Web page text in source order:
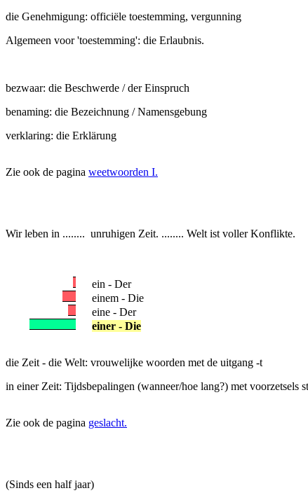
die Genehmigung: officiële toestemming, vergunning
Algemeen voor 'toestemming': die Erlaubnis.
bezwaar: die Beschwerde / der Einspruch
benaming: die Bezeichnung / Namensgebung
verklaring: die Erklärung
Zie ook de pagina weetwoorden I.
Wir leben in ........ unruhigen Zeit. ........ Welt ist voller Konflikte.
ein - Der
einem - Die
eine - Der
einer - Die
die Zeit - die Welt: vrouwelijke woorden met de uitgang -t
in einer Zeit: Tijdsbepalingen (wanneer/hoe lang?) met voorzetsels
Zie ook de pagina geslacht.
(Sinds een half jaar)